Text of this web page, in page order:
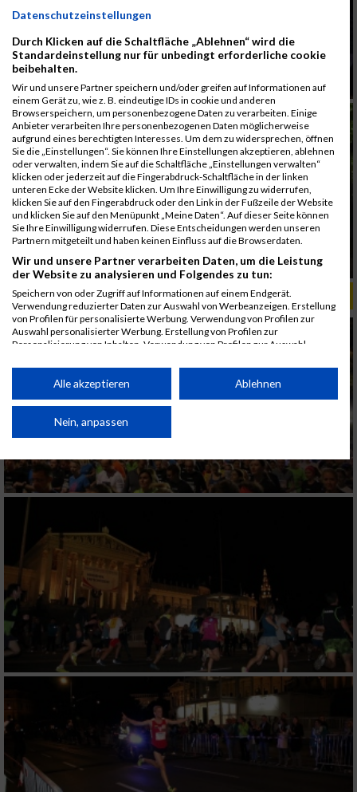
ALBUM ERSTE BANK VIENNA NIGHT RUN / 26.09.2017
Datenschutzeinstellungen
Durch Klicken auf die Schaltfläche „Ablehnen“ wird die
Standardeinstellung nur für unbedingt erforderliche cookie
beibehalten.
Wir und unsere Partner speichern und/oder greifen auf Informationen auf
einem Gerät zu, wie z. B. eindeutige IDs in cookie und anderen
Browserspeichern, um personenbezogene Daten zu verarbeiten. Einige
Anbieter verarbeiten Ihre personenbezogenen Daten möglicherweise
aufgrund eines berechtigten Interesses. Um dem zu widersprechen, öffnen
Sie die „Einstellungen“. Sie können Ihre Einstellungen akzeptieren, ablehnen
oder verwalten, indem Sie auf die Schaltfläche „Einstellungen verwalten“
klicken oder jederzeit auf die Fingerabdruck-Schaltfläche in der linken
unteren Ecke der Website klicken. Um Ihre Einwilligung zu widerrufen,
klicken Sie auf den Fingerabdruck oder den Link in der Fußzeile der Website
und klicken Sie auf den Menüpunkt „Meine Daten“. Auf dieser Seite können
Sie Ihre Einwilligung widerrufen. Diese Entscheidungen werden unseren
Partnern mitgeteilt und haben keinen Einfluss auf die Browserdaten.
Wir und unsere Partner verarbeiten Daten, um die Leistung
der Website zu analysieren und Folgendes zu tun:
Speichern von oder Zugriff auf Informationen auf einem Endgerät.
Verwendung reduzierter Daten zur Auswahl von Werbeanzeigen. Erstellung
von Profilen für personalisierte Werbung. Verwendung von Profilen zur
Auswahl personalisierter Werbung. Erstellung von Profilen zur
Personalisierung von Inhalten. Verwendung von Profilen zur Auswahl
Performance von Inhalten. Analyse von Zielgruppen durch Statistiken oder
Kombinationen von Daten aus verschiedenen Quellen. Entwicklung und
von Inhalten.
Daten können außerhalb der Europäischen Union weitergegeben und in die
Website/App.
Partnerliste anzeigen (1 IAB-Anbieter)
IAB-Verarbeitungszwecke:
Speichern von oder Zugriff auf Informationen
auf einem Endgerät
Verwendung reduzierter Daten zur Auswahl
von Werbeanzeigen
Erstellung von Profilen für personalisierte
Werbung
Verwendung von Profilen zur Auswahl
personalisierter Werbung
Erstellung von Profilen zur Personalisierung
von Inhalten
Alle akzeptieren Ablehnen
Nein, anpassen